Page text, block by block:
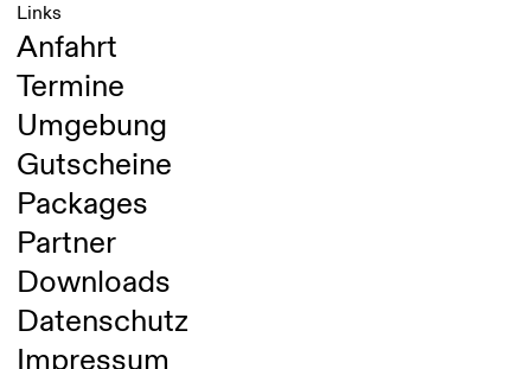
Links
Anfahrt
Termine
Umgebung
Gutscheine
Packages
Partner
Downloads
Datenschutz